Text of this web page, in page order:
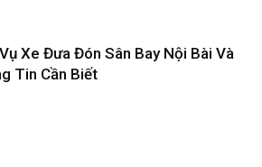
Xe Đưa Đón Sân Bay Nội Bài Và
Tin Cần Biết